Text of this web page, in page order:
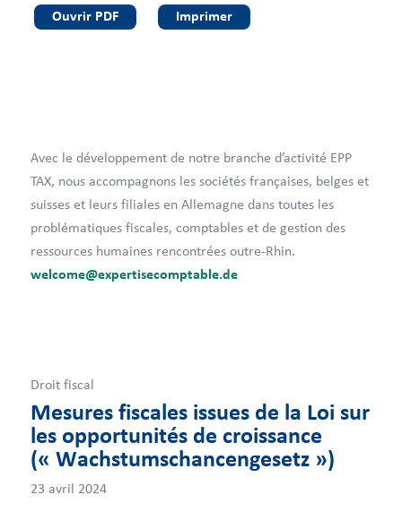
Ouvrir PDF Imprimer
Avec le développement de notre branche d’activité EPP
TAX, nous accompagnons les sociétés françaises, belges et
suisses et leurs filiales en Allemagne dans toutes les
problématiques fiscales, comptables et de gestion des
ressources humaines rencontrées outre-Rhin.
welcome@expertisecomptable.de
Droit fiscal
Mesures fiscales issues de la Loi sur
les opportunités de croissance
(« Wachstumschancengesetz »)
23 avril 2024